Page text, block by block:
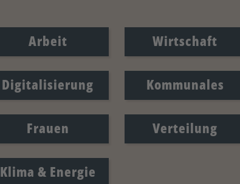
Arbeit Wirtschaft
Digitalisierung Kommunales
Frauen Verteilung
Klima & Energie